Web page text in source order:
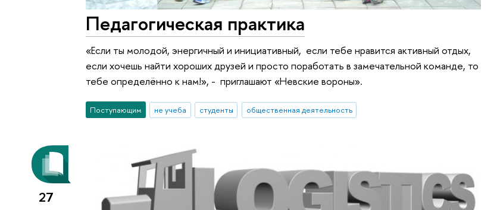
Педагогическая практика
«Если ты молодой, энергичный и инициативный, если тебе нравится активный отдых,
если хочешь найти хороших друзей и просто поработать в замечательной команде, то
тебе определённо к нам!», - приглашают «Невские вороны».
Поступающим не учеба студенты общественная деятельность
27